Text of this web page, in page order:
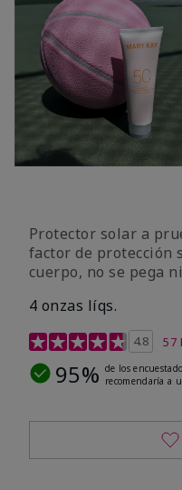
Protector solar a
factor de protección
cuerpo, no se pega
4 onzas líqs.
Calificación de 4.8 57
95% de los
recomendaría a